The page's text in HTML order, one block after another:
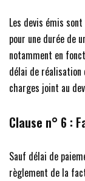
Les devis émis
pour une durée de
notamment en
délai de réalisation
charges joint au
Clause n° 6 :
Sauf délai de
règlement de la